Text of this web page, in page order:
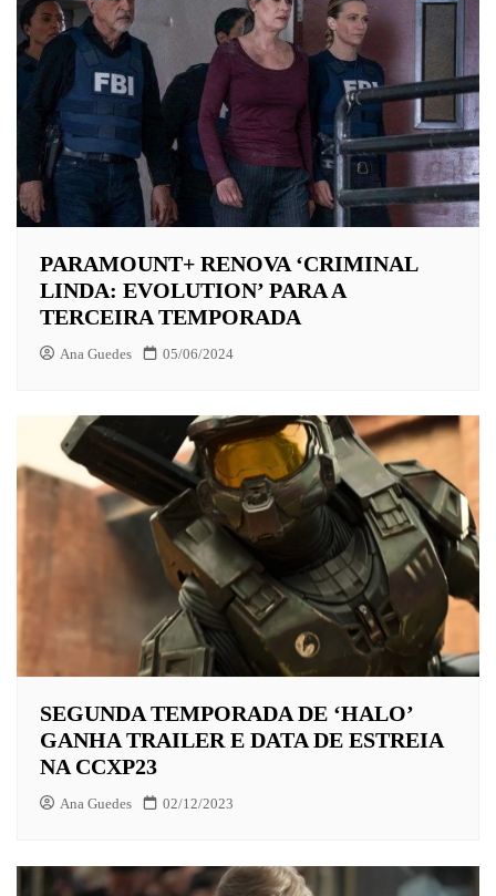
PARAMOUNT+ RENOVA ‘CRIMINAL
LINDA: EVOLUTION’ PARA A
TERCEIRA TEMPORADA
Ana Guedes 05/06/2024
SEGUNDA TEMPORADA DE ‘HALO’
GANHA TRAILER E DATA DE ESTREIA
NA CCXP23
Ana Guedes 02/12/2023